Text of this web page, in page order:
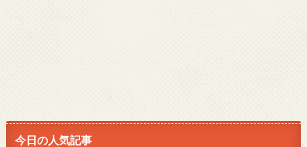
今日の人気記事